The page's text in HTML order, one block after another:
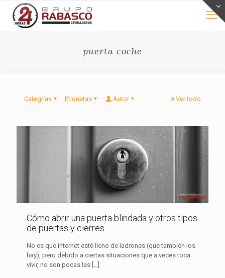
puerta coche
Categrías Etiquetas Autor Ver todo
Cómo abrir una puerta blindada y otros tipos
de puertas y cierres
No es que internet esté lleno de ladrones (que también los
hay), pero debido a ciertas situaciones que a veces toca
vivir, no son pocas las […]